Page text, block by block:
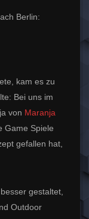
Berlin:
kam es zu
Bei uns im
von Maranja
Game Spiele
gefallen hat,
gestaltet,
Outdoor